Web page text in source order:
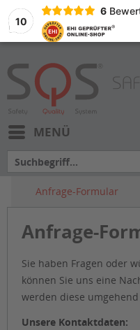
10
6
MENÜ
Anfrage-Formular
Anfrage-
Sie haben Fragen oder
können Sie uns eine
werden diese
Unsere Kontaktdaten: